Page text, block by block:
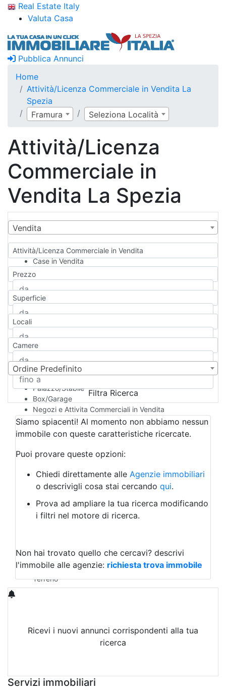
Real Estate Italy
Valuta Casa
Pubblica Annunci
Home
Attività/Licenza Commerciale in Vendita La
Spezia
Framura
Seleziona Località
Attività/Licenza
Commerciale in
Vendita La Spezia
Vendita
Attività/Licenza Commerciale in Vendita
Case in Vendita
Qualsiasi
Appartamento
Casa indipendente
Casa Semi-indipendente
Attico/Mansarda
Rustico/Casale
Camera d'Albergo
Multiproprietà
Palazzo/Stabile
Box/Garage
Negozi e Attivita Commerciali in Vendita
Qualsiasi
Attività/Licenza Commerciale
Azienda Agricola
Bar/Ristorante
Albergo
Laboratorio Artigianale
Negozio/locale commerciale
Agriturismo
Magazzini
Qualsiasi
Terreno edificabile
Terreno
Prezzo
Superficie
Locali
Camere
Ordine Predefinito
Filtra Ricerca
Siamo spiacenti! Al momento non abbiamo nessun
immobile con queste caratteristiche ricercate.
Puoi provare queste opzioni:
Chiedi direttamente alle Agenzie immobiliari
o descrivigli cosa stai cercando qui.
Prova ad ampliare la tua ricerca modificando
i filtri nel motore di ricerca.
Non hai trovato quello che cercavi? descrivi
l'immobile alle agenzie: richiesta trova immobile
Ricevi i nuovi annunci corrispondenti alla tua
ricerca
Servizi immobiliari